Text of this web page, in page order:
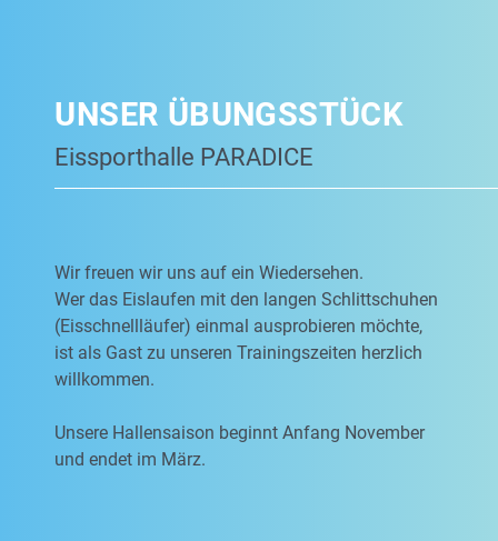
UNSER ÜBUNGSSTÜCK
Eissporthalle PARADICE
Wir freuen wir uns auf ein Wiedersehen.
Wer das Eislaufen mit den langen Schlittschuhen
(Eisschnellläufer) einmal ausprobieren möchte,
ist als Gast zu unseren Trainingszeiten herzlich
willkommen.
Unsere Hallensaison beginnt Anfang November
und endet im März.